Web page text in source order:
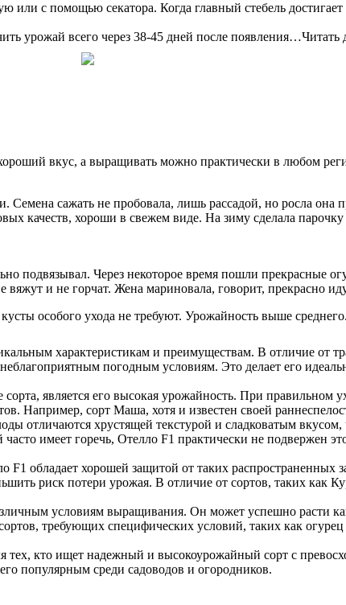
или с помощью секатора. Когда главный стебель
урожай всего через 38-45 дней после появления…Читать
вкус, а выращивать можно практически в любом
Семена сажать не пробовала, лишь рассадой, но росла
качеств, хороши в свежем виде. На зиму сделала
подвязывал. Через некоторое время пошли прекрасные
вяжут и не горчат. Жена мариновала, говорит, прекрасно
особого ухода не требуют. Урожайность выше среднего.
характеристикам и преимуществам. В отличие от
погодным условиям. Это делает его
является его высокая урожайность. При правильном
Например, сорт Маша, хотя и известен своей
отличаются хрустящей текстурой и сладковатым
имеет горечь, Отелло F1 практически не подвержен
обладает хорошей защитой от таких распространенных
риск потери урожая. В отличие от сортов, таких как
условиям выращивания. Он может успешно расти
требующих специфических условий, таких как
тех, кто ищет надежный и высокоурожайный сорт с
популярным среди садоводов и огородников.